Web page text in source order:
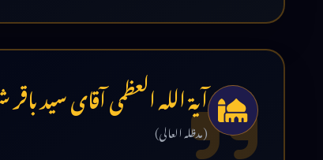
آیۃ اللہ العظمی آقای سید
(مدظلہ العالی)